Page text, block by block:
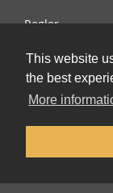
This website
the best
More
Regler
Kontakt oss
©